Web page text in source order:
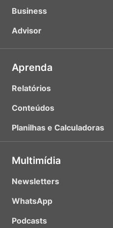
Business
Advisor
Aprenda
Relatórios
Conteúdos
Planilhas e Calculadoras
Multimídia
Newsletters
WhatsApp
Podcasts